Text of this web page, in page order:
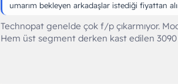
umarım bekleyen arkadaşlar istediği fiyattan
Technopat genelde çok f/p çıkarmıyor.
Hem üst segment derken kast edilen